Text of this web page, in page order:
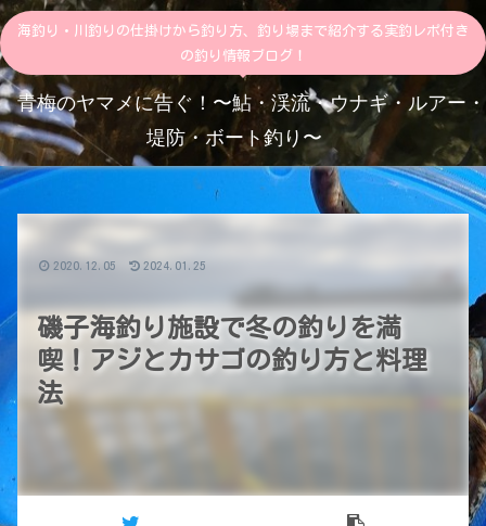
海釣り・川釣りの仕掛けから釣り方、釣り場まで紹介する実釣レポ付き
の釣り情報ブログ！
青梅のヤマメに告ぐ！〜鮎・渓流・ウナギ・ルアー・
堤防・ボート釣り〜
磯子海釣り施設で冬の釣りを満
喫！アジとカサゴの釣り方と料理
法
2020.12.05 2024.01.25